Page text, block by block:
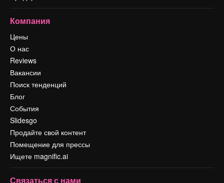
Компания
Цены
О нас
Reviews
Вакансии
Поиск тенденций
Блог
События
Slidesgo
Продайте свой контент
Помещение для прессы
Ищете magnific.ai
Связаться с нами